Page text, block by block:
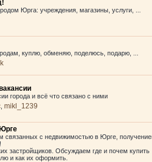
Юрга: учреждения, магазины, услуги, ...
куплю, обменяю, поделюсь, подарю, ...
города и всё что связано с ними
mikl_1239
связанных с недвижимостью в Юрге,
застройщиков. Обсуждаем где и почем купить
и как их оформить.